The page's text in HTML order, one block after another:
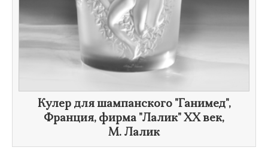
​Кулер для шампанского "Ганимед",
Франция, фирма "Лалик" XX век,
М. Лалик